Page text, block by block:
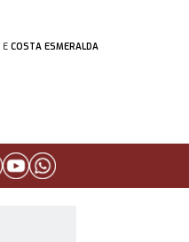
E COSTA ESMERALDA